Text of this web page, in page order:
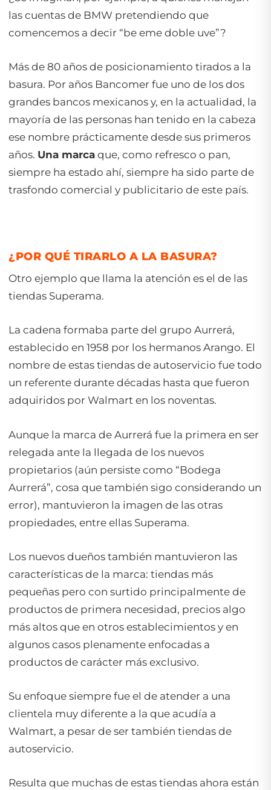
las cuentas de BMW pretendiendo que
comencemos a decir “be eme doble uve”?
Más de 80 años de posicionamiento tirados a la
basura. Por años Bancomer fue uno de los dos
grandes bancos mexicanos y, en la actualidad, la
mayoría de las personas han tenido en la cabeza
ese nombre prácticamente desde sus primeros
años. Una marca que, como refresco o pan,
siempre ha estado ahí, siempre ha sido parte de
trasfondo comercial y publicitario de este país.
¿POR QUÉ TIRARLO A LA BASURA?
Otro ejemplo que llama la atención es el de las
tiendas Superama.
La cadena formaba parte del grupo Aurrerá,
establecido en 1958 por los hermanos Arango. El
nombre de estas tiendas de autoservicio fue todo
un referente durante décadas hasta que fueron
adquiridos por Walmart en los noventas.
Aunque la marca de Aurrerá fue la primera en ser
relegada ante la llegada de los nuevos
propietarios (aún persiste como “Bodega
Aurrerá”, cosa que también sigo considerando un
error), mantuvieron la imagen de las otras
propiedades, entre ellas Superama.
Los nuevos dueños también mantuvieron las
características de la marca: tiendas más
pequeñas pero con surtido principalmente de
productos de primera necesidad, precios algo
más altos que en otros establecimientos y en
algunos casos plenamente enfocadas a
productos de carácter más exclusivo.
Su enfoque siempre fue el de atender a una
clientela muy diferente a la que acudía a
Walmart, a pesar de ser también tiendas de
autoservicio.
Resulta que muchas de estas tiendas ahora están